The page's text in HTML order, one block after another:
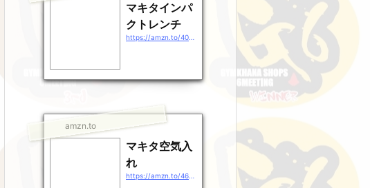
マキタインパ
クトレンチ
amzn.to
マキタ空気入
れ